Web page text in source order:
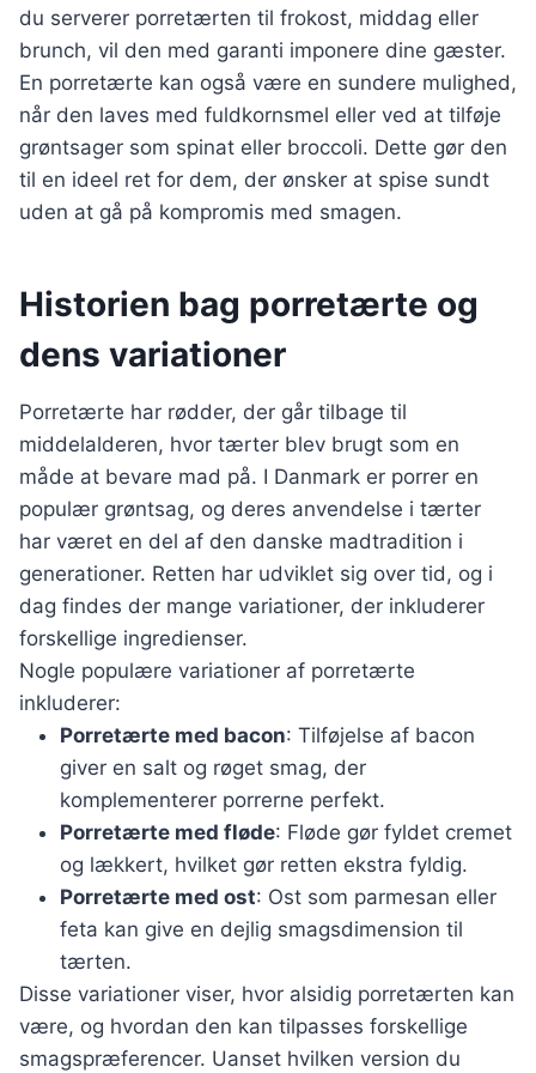
du serverer porretærten til frokost, middag eller
brunch, vil den med garanti imponere dine gæster.
En porretærte kan også være en sundere mulighed,
når den laves med fuldkornsmel eller ved at tilføje
grøntsager som spinat eller broccoli. Dette gør den
til en ideel ret for dem, der ønsker at spise sundt
uden at gå på kompromis med smagen.
Historien bag porretærte og
dens variationer
Porretærte har rødder, der går tilbage til
middelalderen, hvor tærter blev brugt som en
måde at bevare mad på. I Danmark er porrer en
populær grøntsag, og deres anvendelse i tærter
har været en del af den danske madtradition i
generationer. Retten har udviklet sig over tid, og i
dag findes der mange variationer, der inkluderer
forskellige ingredienser.
Nogle populære variationer af porretærte
inkluderer:
Porretærte med bacon: Tilføjelse af bacon
giver en salt og røget smag, der
komplementerer porrerne perfekt.
Porretærte med fløde: Fløde gør fyldet cremet
og lækkert, hvilket gør retten ekstra fyldig.
Porretærte med ost: Ost som parmesan eller
feta kan give en dejlig smagsdimension til
tærten.
Disse variationer viser, hvor alsidig porretærten kan
være, og hvordan den kan tilpasses forskellige
smagspræferencer. Uanset hvilken version du